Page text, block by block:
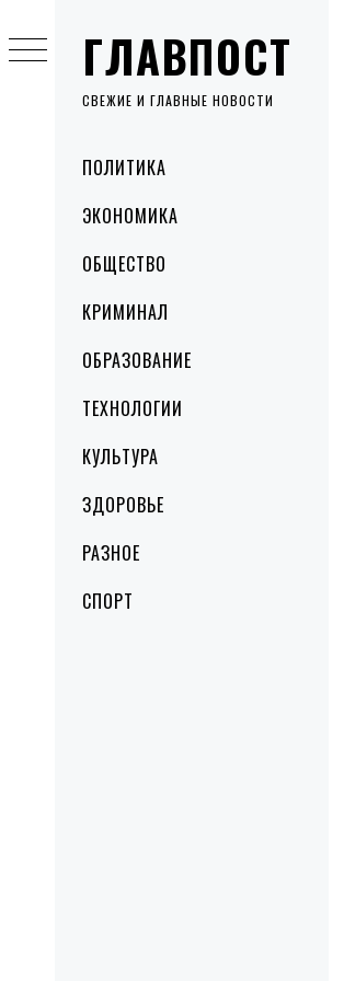
ГЛАВПОСТ
СВЕЖИЕ И ГЛАВНЫЕ НОВОСТИ
MenuПОЛИТИКА
ЭКОНОМИКА
ОБЩЕСТВО
КРИМИНАЛ
ОБРАЗОВАНИЕ
ТЕХНОЛОГИИ
КУЛЬТУРА
ЗДОРОВЬЕ
РАЗНОЕ
СПОРТ
to
content